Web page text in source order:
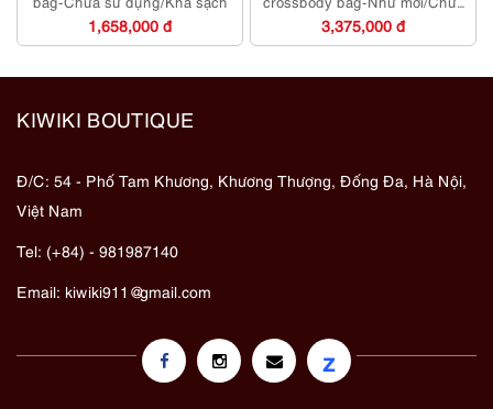
1,658,000 đ
sử dụng
3,375,000 đ
KIWIKI BOUTIQUE
Đ/C: 54 - Phố Tam Khương, Khương Thượng, Đống Đa, Hà Nội,
Việt Nam
Tel: (+84) - 981987140
Email: kiwiki911@gmail.com
z